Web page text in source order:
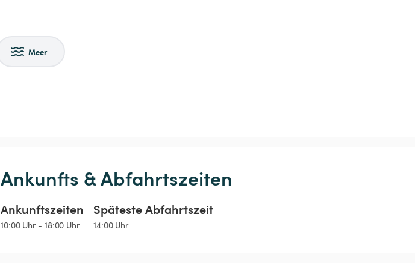
Meer
Ankunfts & Abfahrtszeiten
Ankunftszeiten
10:00 Uhr - 18:00 Uhr
Späteste Abfahrtszeit
14:00 Uhr